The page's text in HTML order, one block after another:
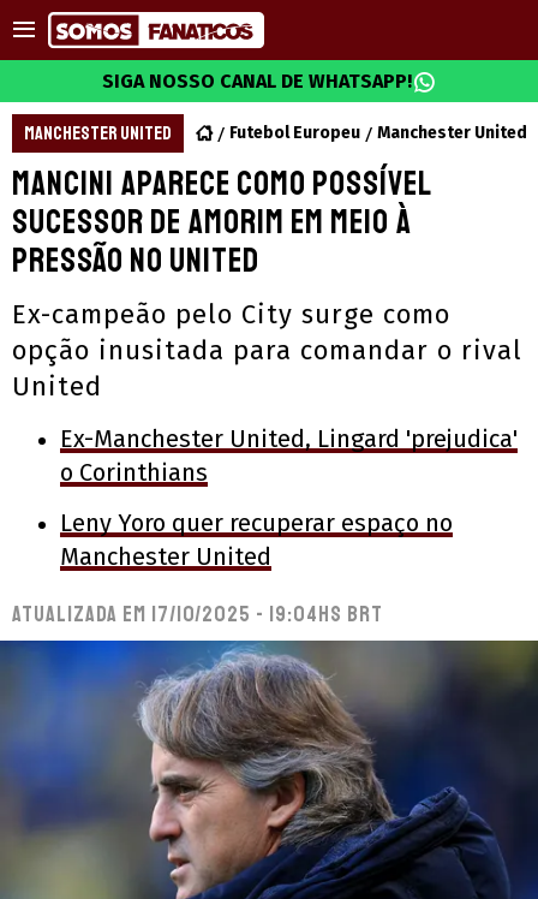
SIGA NOSSO CANAL DE WHATSAPP!
MANCHESTER UNITED Futebol Europeu Manchester United
Mancini aparece como possível
sucessor de Amorim em meio à
pressão no United
Ex-campeão pelo City surge como
opção inusitada para comandar o rival
United
Ex-Manchester United, Lingard 'prejudica'
o Corinthians
Leny Yoro quer recuperar espaço no
Manchester United
Atualizada em 17/10/2025 - 19:04hs BRT